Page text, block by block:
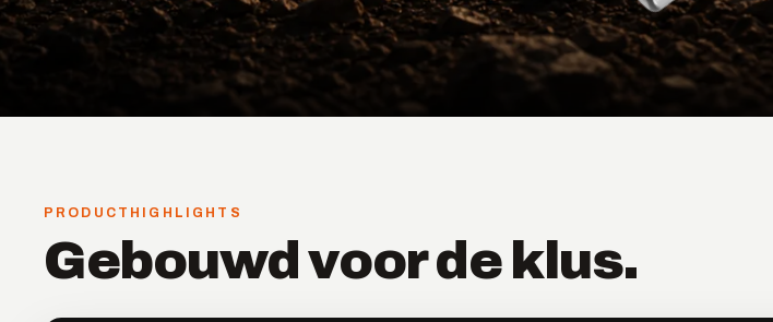
PRODUCTHIGHLIGHTS
Gebouwd voor de klus.